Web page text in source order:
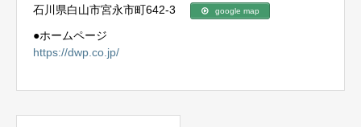
石川県白山市宮永市町642-3
google map
●ホームページ
https://dwp.co.jp/